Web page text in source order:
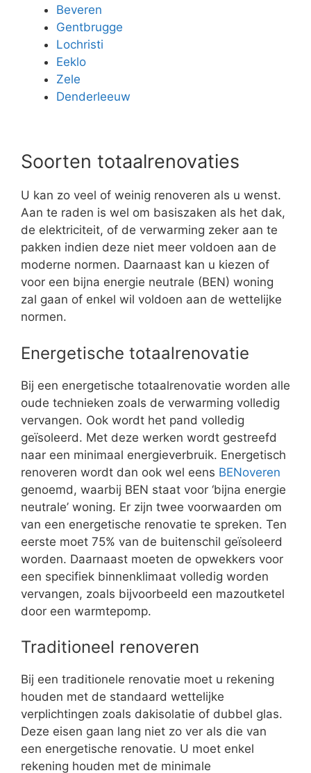
Beveren
Gentbrugge
Lochristi
Eeklo
Zele
Denderleeuw
Soorten totaalrenovaties
U kan zo veel of weinig renoveren als u wenst.
Aan te raden is wel om basiszaken als het dak,
de elektriciteit, of de verwarming zeker aan te
pakken indien deze niet meer voldoen aan de
moderne normen. Daarnaast kan u kiezen of
voor een bijna energie neutrale (BEN) woning
zal gaan of enkel wil voldoen aan de wettelijke
normen.
Energetische totaalrenovatie
Bij een energetische totaalrenovatie worden alle
oude technieken zoals de verwarming volledig
vervangen. Ook wordt het pand volledig
geïsoleerd. Met deze werken wordt gestreefd
naar een minimaal energieverbruik. Energetisch
renoveren wordt dan ook wel eens BENoveren
genoemd, waarbij BEN staat voor ‘bijna energie
neutrale’ woning. Er zijn twee voorwaarden om
van een energetische renovatie te spreken. Ten
eerste moet 75% van de buitenschil geïsoleerd
worden. Daarnaast moeten de opwekkers voor
een specifiek binnenklimaat volledig worden
vervangen, zoals bijvoorbeeld een mazoutketel
door een warmtepomp.
Traditioneel renoveren
Bij een traditionele renovatie moet u rekening
houden met de standaard wettelijke
verplichtingen zoals dakisolatie of dubbel glas.
Deze eisen gaan lang niet zo ver als die van
een energetische renovatie. U moet enkel
rekening houden met de minimale